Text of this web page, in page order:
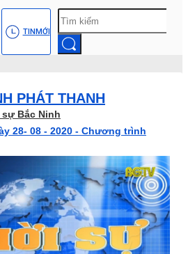
TINMỚI
PHÁT THANH
Bắc Ninh
28- 08 - 2020 - Chương trình